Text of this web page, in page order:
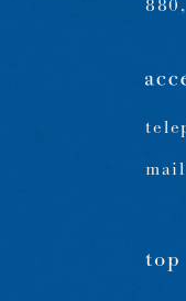
mail
top